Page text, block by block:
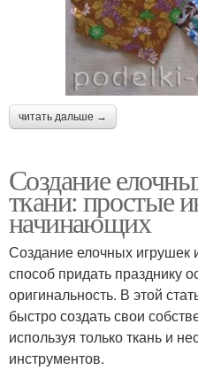
читать дальше →
Создание
ткани: простые
начинающих
Создание елочных игрушек
способ придать празднику
оригинальность. В этой
быстро создать свои
используя только ткань и
инструментов.